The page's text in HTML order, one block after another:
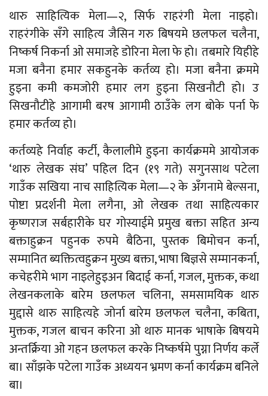
थारु साहित्यिक मेला—२, सिर्फ राहरंगी मेला नाइहो।
राहरंगीके सँगे साहित्य जैसिन गरु बिषयमे छलफल चलैना,
निष्कर्ष निकर्ना ओ समाजहे डोरिना मेला फे हो। तबमारे यिहीहे
मजा बनैना हमार सकहुनके कर्तव्य हो। मजा बनैना क्रममे
हुइना कमी कमजोरी हमार लग हुइना सिखनौटी हो। उ
सिखनौटीहे आगामी बरष आगामी ठाउँके लग बोके पर्ना फे
हमार कर्तव्य हो।
कर्तव्यहे निर्वाह कर्टी, कैलालीमे हुइना कार्यक्रममे आयोजक
‘थारु लेखक संघ’ पहिल दिन (१९ गते) सगुनसाथ पटेला
गाउँक सखिया नाच साहित्यिक मेला—२ के अँगनामे बेल्सना,
पोष्टा प्रदर्शनी मेला लगैना, ओ लेखक तथा साहित्यकार
कृष्णराज सर्बहारीके घर गोस्याईमे प्रमुख बक्ता सहित अन्य
बक्ताहुक्रन पहुनक रुपमे बैठिना, पुस्तक बिमोचन कर्ना,
सम्मानित ब्यक्तित्वहुक्रन मुख्य बक्ता, भाषा बिज्ञसे सम्मानकर्ना,
कचेहरीमे भाग नाइलेहुइअन बिदाई कर्ना, गजल, मुक्तक, कथा
लेखनकलाके बारेम छलफल चलिना, समसामयिक थारु
मुद्दासे थारु साहित्यहे जोर्ना बारेम छलफल चलैना, कबिता,
मुक्तक, गजल बाचन करिना ओ थारु मानक भाषाके बिषयमे
अन्तर्क्रिया ओ गहन छलफल करके निष्कर्षमे पुग्ना निर्णय कर्ले
बा। साँझके पटेला गाउँक अध्ययन भ्रमण कर्ना कार्यक्रम बनिले
बा।